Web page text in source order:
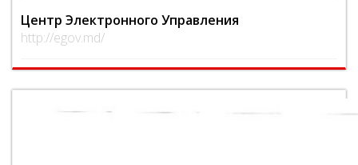
Центр Электронного Управления
http://egov.md/